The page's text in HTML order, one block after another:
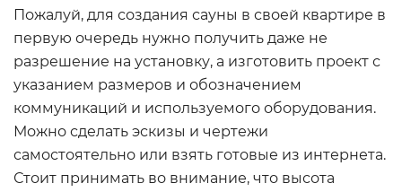
Пожалуй, для создания сауны в своей квартире в
первую очередь нужно получить даже не
разрешение на установку, а изготовить проект с
указанием размеров и обозначением
коммуникаций и используемого оборудования.
Можно сделать эскизы и чертежи
самостоятельно или взять готовые из интернета.
Стоит принимать во внимание, что высота